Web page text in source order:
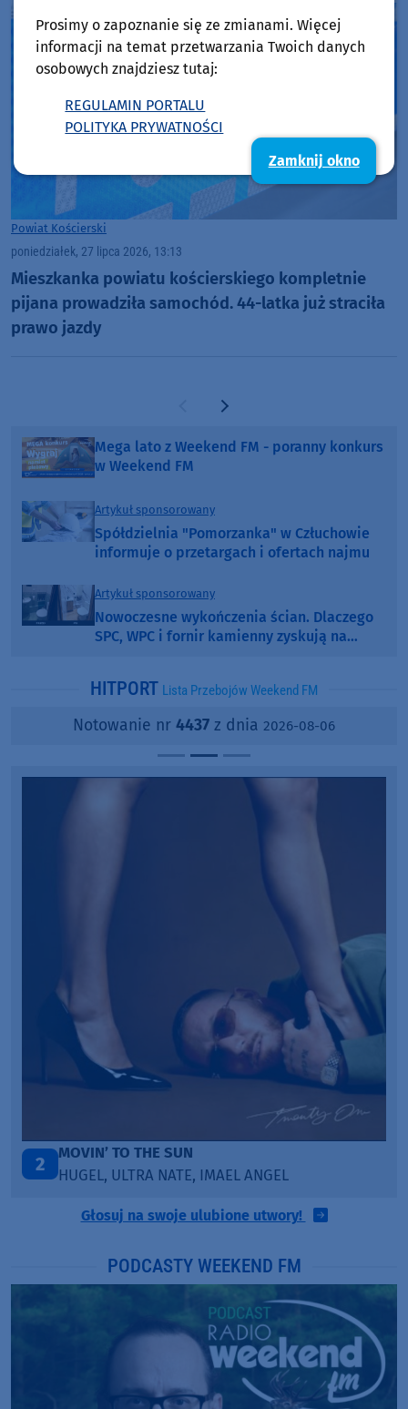
Powiat Kościerski
poniedziałek, 27 lipca 2026, 13:13
Mieszkanka powiatu kościerskiego kompletnie
pijana prowadziła samochód. 44-latka już straciła
prawo jazdy
Poprzednia strona
Następna strona
Mega lato z Weekend FM - poranny konkurs
w Weekend FM
Artykuł sponsorowany
Spółdzielnia "Pomorzanka" w Człuchowie
informuje o przetargach i ofertach najmu
Artykuł sponsorowany
Nowoczesne wykończenia ścian. Dlaczego
SPC, WPC i fornir kamienny zyskują na
HITPORT Lista Przebojów Weekend FM
Notowanie nr 4437 z dnia 2026-08-06
3
ITEPE ITEDE
SANAH
Głosuj na swoje ulubione utwory!
PODCASTY WEEKEND FM
Prosimy o zapoznanie się ze zmianami. Więcej
informacji na temat przetwarzania Twoich danych
osobowych znajdziesz tutaj:
REGULAMIN PORTALU
POLITYKA PRYWATNOŚCI
Zamknij okno